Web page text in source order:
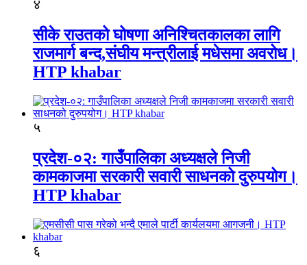
४
सीके राउतको घोषणा अनिश्चितकालका लागि
राजमार्ग बन्द,संघीय मन्त्रीलाई मधेसमा अवरोध।
HTP khabar
५
प्रदेश-०२: गाउँपालिका अध्यक्षले निजी
कामकाजमा सरकारी सवारी साधनको दुरुपयोग।
HTP khabar
६